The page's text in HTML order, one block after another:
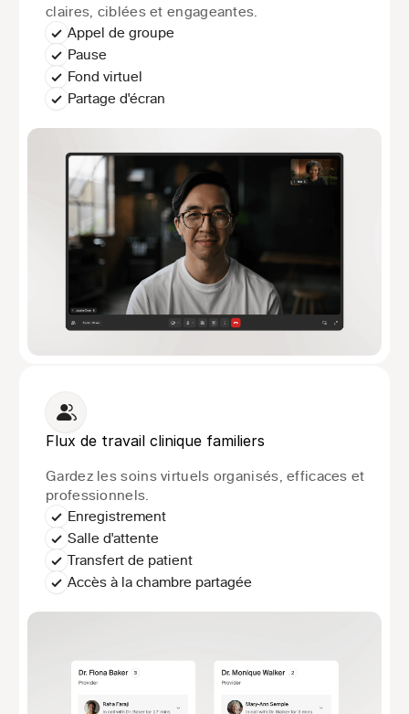
claires, ciblées et engageantes.
Appel de groupe
Pause
Fond virtuel
Partage d'écran
Flux de travail clinique familiers
Gardez les soins virtuels organisés, efficaces et
professionnels.
Enregistrement
Salle d'attente
Transfert de patient
Accès à la chambre partagée